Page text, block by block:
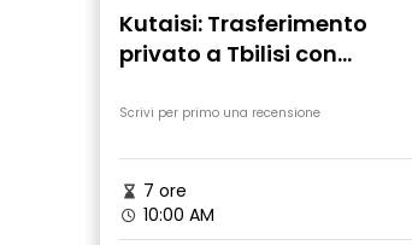
Kutaisi: Trasferimento
privato a Tbilisi con
Scrivi per primo una recensione
7 ore
10:00 AM